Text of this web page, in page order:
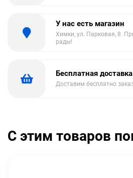
У нас есть магазин
Химки, ул. Парковая, 8.
рады!
Бесплатная доставка
Доставим бесплатно
С этим товаров